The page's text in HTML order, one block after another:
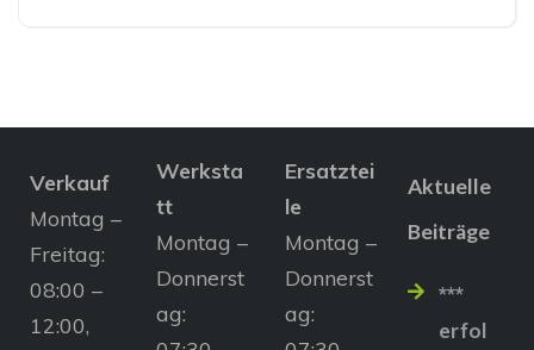
Verkauf
Montag –
Freitag:
08:00 –
12:00,
Werksta
tt
Montag –
Donnerst
ag:
Ersatztei
le
Montag –
Donnerst
ag:
Aktuelle
Beiträge
***
erfol